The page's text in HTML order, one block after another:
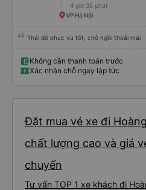
4 giờ 35 phút
VP Hà Nội
Thái độ phục vụ tốt, chỗ ngồi thoải mái
Không cần thanh toán trước
Xác nhận chỗ ngay lập tức
Đặt mua vé xe đi
chất lượng cao và giá
chuyến
Tư vấn TOP 1 xe khách đi